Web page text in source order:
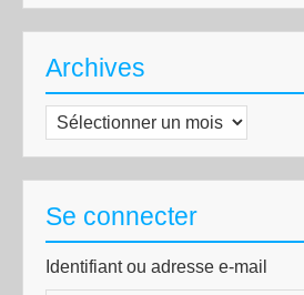
Archives
Archives
Se connecter
Identifiant ou adresse e-mail